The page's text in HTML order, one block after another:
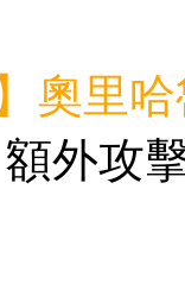
奧里
外攻